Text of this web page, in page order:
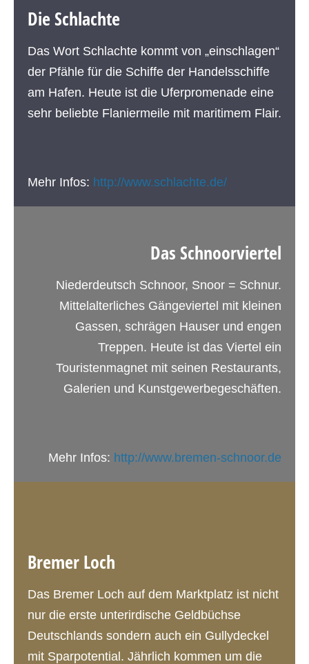
Die Schlachte
Das Wort Schlachte kommt von „einschlagen“
der Pfähle für die Schiffe der Handelsschiffe
am Hafen. Heute ist die Uferpromenade eine
sehr beliebte Flaniermeile mit maritimem Flair.
Mehr Infos: http://www.schlachte.de/
Das Schnoorviertel
Niederdeutsch Schnoor, Snoor = Schnur.
Mittelalterliches Gängeviertel mit kleinen
Gassen, schrägen Hauser und engen
Treppen. Heute ist das Viertel ein
Touristenmagnet mit seinen Restaurants,
Galerien und Kunstgewerbegeschäften.
Mehr Infos: http://www.bremen-schnoor.de
Bremer Loch
Das Bremer Loch auf dem Marktplatz ist nicht
nur die erste unterirdische Geldbüchse
Deutschlands sondern auch ein Gullydeckel
mit Sparpotential. Jährlich kommen um die